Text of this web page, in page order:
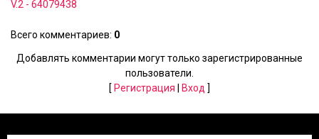
V.2 - 64079438
Всего комментариев: 0
Добавлять комментарии могут только зарегистрированные
пользователи.
[ Регистрация Вход ]